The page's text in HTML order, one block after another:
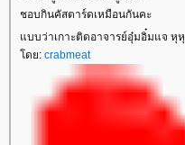
ชอบกินคัสตาร์ดเหมือนกันคะ
บบว่าเกาะติดอาจารย์อุ๋มอิ๋มแจ หุหุ
ดย: crabmeat